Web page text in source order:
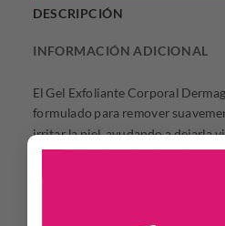
DESCRIPCIÓN
INFORMACIÓN ADICIONAL
El Gel Exfoliante Corporal
formulado para remover
irritar la piel, ayudando a dejarla
y uniforme. Su fórmula combina
producto hipoalergénico, apto